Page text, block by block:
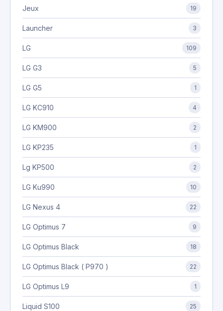
Jeux 19
Launcher 3
LG 109
LG G3 5
LG G5 1
LG KC910 4
LG KM900 2
LG KP235 1
Lg KP500 2
LG Ku990 10
LG Nexus 4 22
LG Optimus 7 9
LG Optimus Black 18
LG Optimus Black ( P970 ) 22
LG Optimus L9 1
Liquid S100 25